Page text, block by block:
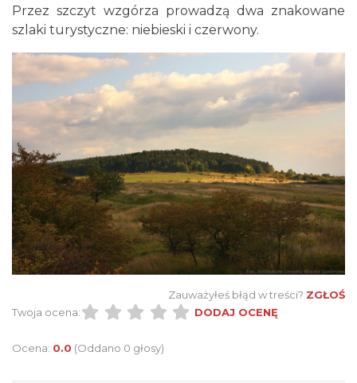
Przez szczyt wzgórza prowadzą dwa znakowane
szlaki turystyczne: niebieski i czerwony.
Zauważyłeś błąd w treści? ZGŁOŚ
Twoja ocena:
DODAJ OCENĘ
Ocena: 0.0 (Oddano 0 głosy)